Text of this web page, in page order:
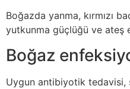
Boğazda yanma, kırmızı
yutkunma güçlüğü ve ateş
Boğaz
Uygun antibiyotik tedavisi,